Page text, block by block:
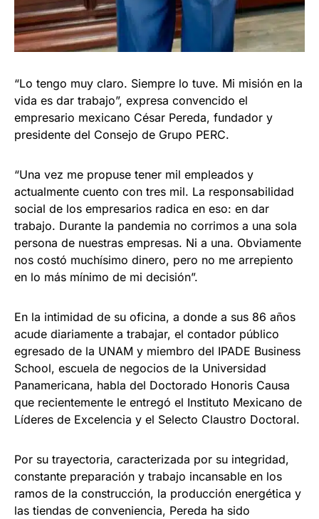
“Lo tengo muy claro. Siempre lo tuve. Mi misión en la
vida es dar trabajo”, expresa convencido el
empresario mexicano César Pereda, fundador y
presidente del Consejo de Grupo PERC.
“Una vez me propuse tener mil empleados y
actualmente cuento con tres mil. La responsabilidad
social de los empresarios radica en eso: en dar
trabajo. Durante la pandemia no corrimos a una sola
persona de nuestras empresas. Ni a una. Obviamente
nos costó muchísimo dinero, pero no me arrepiento
en lo más mínimo de mi decisión”.
En la intimidad de su oficina, a donde a sus 86 años
acude diariamente a trabajar, el contador público
egresado de la UNAM y miembro del IPADE Business
School, escuela de negocios de la Universidad
Panamericana, habla del Doctorado Honoris Causa
que recientemente le entregó el Instituto Mexicano de
Líderes de Excelencia y el Selecto Claustro Doctoral.
Por su trayectoria, caracterizada por su integridad,
constante preparación y trabajo incansable en los
ramos de la construcción, la producción energética y
las tiendas de conveniencia, Pereda ha sido